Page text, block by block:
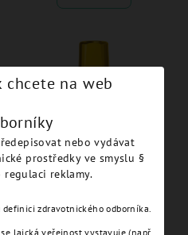
Straight Abutment Extra Ø
5.5 H 2.0 JDIcon Plus -
chcete na web
nebo vydávat
prostředky ve smyslu §
regulaci reklamy.
zdravotnického odborníka.
laická veřejnost vystavuje (např.